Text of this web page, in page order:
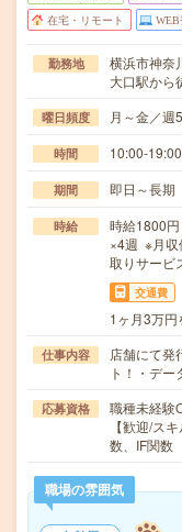
在宅・リモート WEB
勤務地
横浜市神奈
大口駅から
曜日頻度 月～金／週
時間 10:00-
期間 即日～長
時給
時給1800
×4週 ※月収
取りサービ
交通費
1ヶ月3万
仕事内容
店舗にて発
ト！・デ
応募資格
職種未経験
【歓迎/ス
数、IF関数
職場の雰囲気